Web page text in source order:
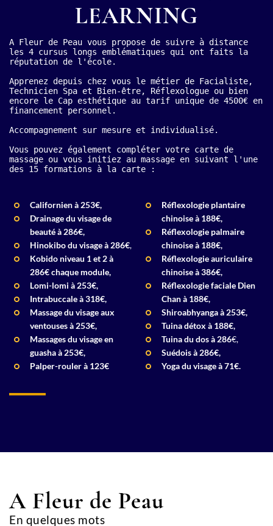
indispensables pour créer et
faire prospérer votre propre
futurs clients une expérience de
détente inoubliable, tout en
développant une approche
personnalisée qui répond à leurs
besoins spécifiques.
En savoir plus
LEARNING
A Fleur de Peau vous propose de suivre à distance
les 4 cursus longs emblématiques qui ont faits la
réputation de l'école.
Apprenez depuis chez vous le métier de Facialiste,
Technicien Spa et Bien-être, Réflexologue ou bien
encore le Cap esthétique au tarif unique de 4500€ en
financement personnel.
Accompagnement sur mesure et individualisé.
Vous pouvez également compléter votre carte de
massage ou vous initiez au massage en suivant l'une
des 15 formations à la carte :
Californienà 253€,
Drainage du visage de
beauté à 286€,
Hinokibo du visage à 286€,
Kobido niveau 1 et 2 à
286€ chaque module,
Lomi-lomi à 253€,
Intrabuccale à 318€,
Massage du visage aux
ventouses à 253€,
Massages du visage en
guashaà 253€,
Palper-rouler à 123€
Réflexologie plantaire
chinoise à 188€,
Réflexologie palmaire
chinoise à 188€,
Réflexologie auriculaire
chinoise à 386€,
Réflexologie faciale Dien
Chan à 188€,
Shiroabhyangaà 253€,
Tuina détox à 188€,
Tuina du dosà 286€,
Suédois à 286€,
Yoga du visage à 71€.
A Fleur de Peau
En quelques mots